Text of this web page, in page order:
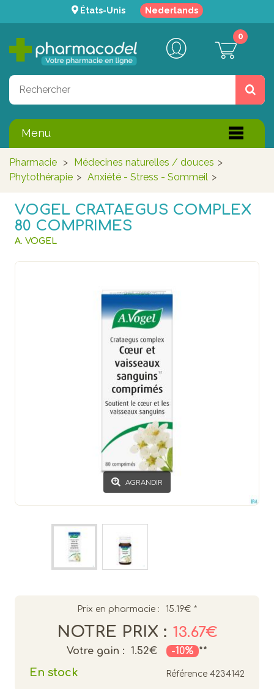
États-Unis Nederlands
0
Menu
Pharmacie > Médecines naturelles / douces >
Phytothérapie > Anxiété - Stress - Sommeil >
VOGEL CRATAEGUS COMPLEX
80 COMPRIMES
A. VOGEL
AGRANDIR
Prix en pharmacie : 15.19€ *
NOTRE PRIX : 13.67€
Votre gain : 1.52€ -10% **
En stock Référence 4234142